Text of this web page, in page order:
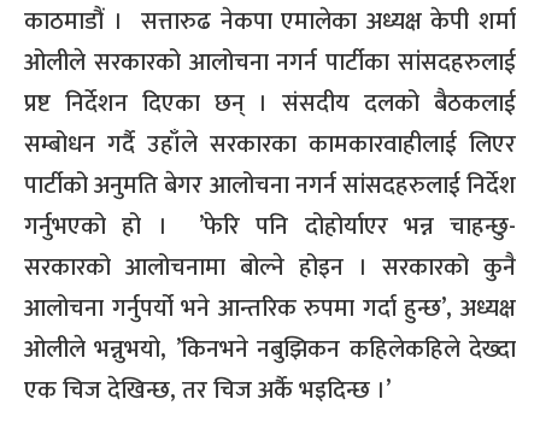
काठमाडौं । सत्तारुढ नेकपा एमालेका अध्यक्ष केपी शर्मा
ओलीले सरकारको आलोचना नगर्न पार्टीका सांसदहरुलाई
प्रष्ट निर्देशन दिएका छन् । संसदीय दलको बैठकलाई
सम्बोधन गर्दै उहाँले सरकारका कामकारवाहीलाई लिएर
पार्टीको अनुमति बेगर आलोचना नगर्न सांसदहरुलाई निर्देश
गर्नुभएको हो । ’फेरि पनि दोहोर्याएर भन्न चाहन्छु-
सरकारको आलोचनामा बोल्ने होइन । सरकारको कुनै
आलोचना गर्नुपर्यो भने आन्तरिक रुपमा गर्दा हुन्छ’, अध्यक्ष
ओलीले भन्नुभयो, ’किनभने नबुझिकन कहिलेकहिले देख्दा
एक चिज देखिन्छ, तर चिज अर्कै भइदिन्छ ।’